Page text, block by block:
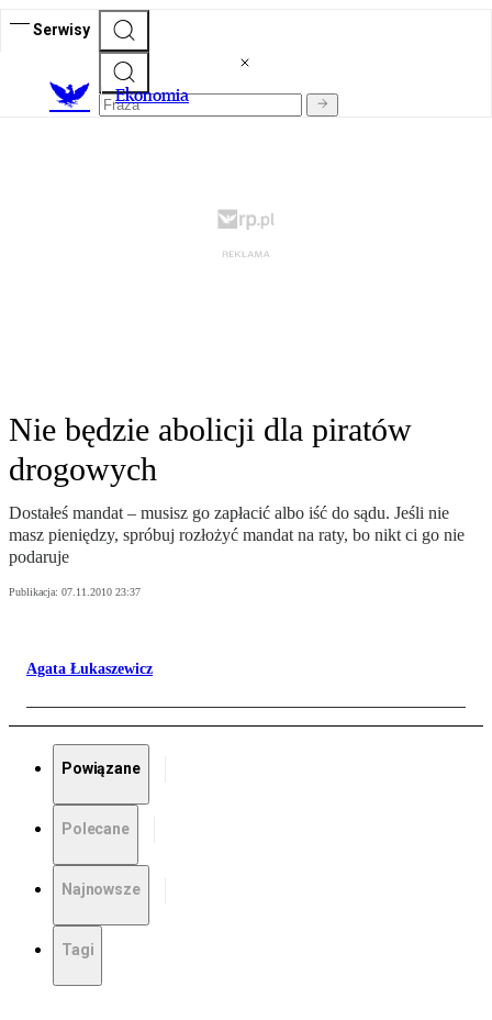
Serwisy
Ekonomia
Nie będzie abolicji dla piratów
drogowych
Dostałeś mandat – musisz go zapłacić albo iść do sądu. Jeśli nie
masz pieniędzy, spróbuj rozłożyć mandat na raty, bo nikt ci go nie
podaruje
Publikacja: 07.11.2010 23:37
Agata Łukaszewicz
Powiązane
Polecane
Najnowsze
Tagi